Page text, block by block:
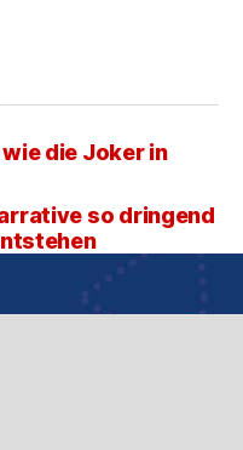
die Joker in
so dringend